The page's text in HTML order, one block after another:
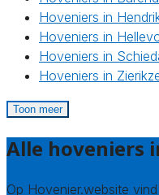
Hoveniers in
Hoveniers in
Hoveniers in
Hoveniers in
Toon meer
Alle hoveniers
Op Hovenier.website